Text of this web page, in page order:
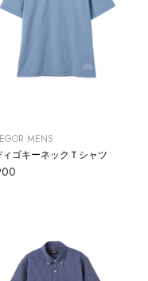
MENS
ィゴキーネックＴシャツ